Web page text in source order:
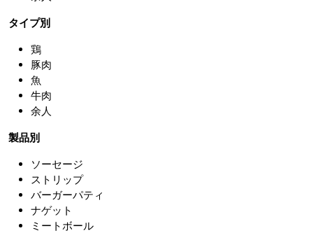
タイプ別
鶏
豚肉
魚
牛肉
余人
製品別
ソーセージ
ストリップ
バーガーパティ
ナゲット
ミートボール